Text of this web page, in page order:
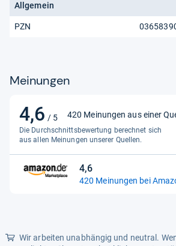
Allgemein
PZN
Meinungen
4,6 / 5
4,6
von
5
Sternen
420 Meinungen aus einer
Die Durchschnittsbewertung berechnet sich
aus allen Meinungen unserer Quellen.
4,6
4,6
von
420 Meinungen bei
Wir arbeiten unabhängig und neutral.